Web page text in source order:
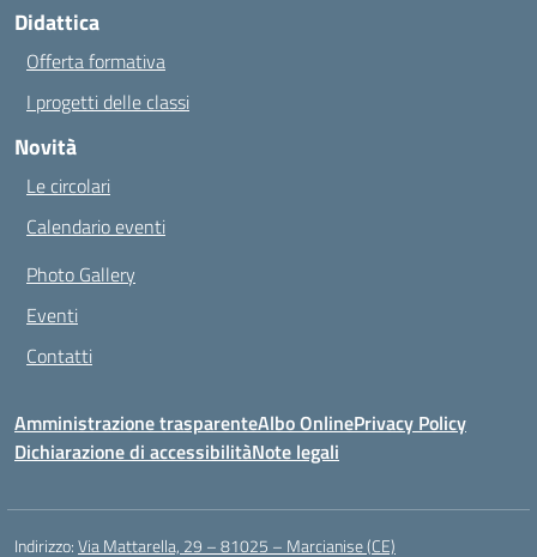
Didattica
Offerta formativa
I progetti delle classi
Novità
Le circolari
Calendario eventi
Photo Gallery
Eventi
Contatti
Amministrazione trasparenteAlbo OnlinePrivacy Policy
Dichiarazione di accessibilitàNote legali
Indirizzo:Via Mattarella, 29 – 81025 – Marcianise (CE)